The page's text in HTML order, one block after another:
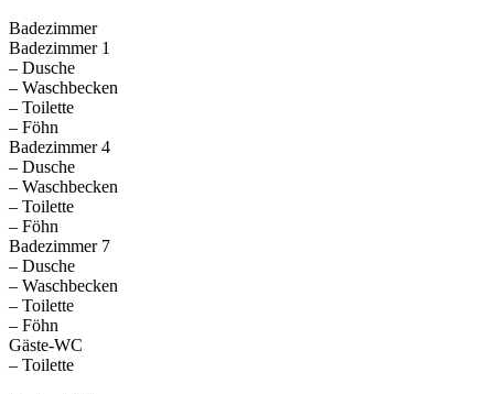
Badezimmer
Badezimmer 1
– Dusche
– Waschbecken
– Toilette
– Föhn
Badezimmer 4
– Dusche
– Waschbecken
– Toilette
– Föhn
Badezimmer 7
– Dusche
– Waschbecken
– Toilette
– Föhn
Gäste-WC
– Toilette